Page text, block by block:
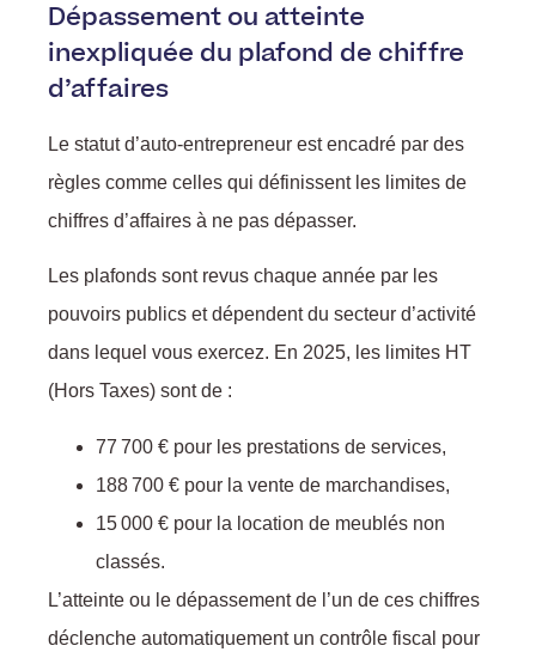
Dépassement ou atteinte
inexpliquée du plafond de chiffre
d’affaires
Le statut d’auto-entrepreneur est encadré par des
règles comme celles qui définissent les limites de
chiffres d’affaires à ne pas dépasser.
Les plafonds sont revus chaque année par les
pouvoirs publics et dépendent du secteur d’activité
dans lequel vous exercez. En 2025, les limites HT
(Hors Taxes) sont de :
77 700 € pour les prestations de services,
188 700 € pour la vente de marchandises,
15 000 € pour la location de meublés non
classés.
L’atteinte ou le dépassement de l’un de ces chiffres
déclenche automatiquement un contrôle fiscal pour